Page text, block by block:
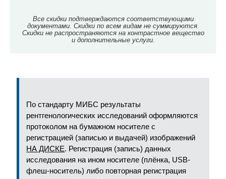
Все скидки подтверждаются соответствующими
документами. Скидки по всем видам не суммируются.
Скидки не распространяются на контрастное вещество
и дополнительные услуги.
По стандарту МИБС результаты
рентгенологических исследований оформляются
протоколом на бумажном носителе с
регистрацией (записью и выдачей) изображений
НА ДИСКЕ. Регистрация (запись) данных
исследования на ином носителе (плёнка, USB-
флеш-носитель) либо повторная регистрация